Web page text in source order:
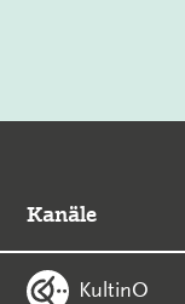
Kanäle
KultinO